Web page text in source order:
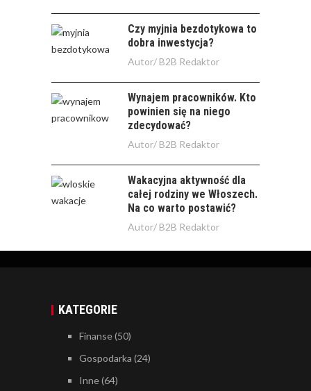
Czy myjnia bezdotykowa to
dobra inwestycja?
Autor/ B2B Redaktor
Wynajem pracowników. Kto
powinien się na niego
zdecydować?
Autor/ B2B Redaktor
Wakacyjna aktywność dla
całej rodziny we Włoszech.
Na co warto postawić?
Autor/ B2B Redaktor
KATEGORIE
Finanse(50)
Gospodarka (24)
Inne(64)